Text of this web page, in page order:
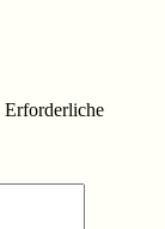
Erforderliche